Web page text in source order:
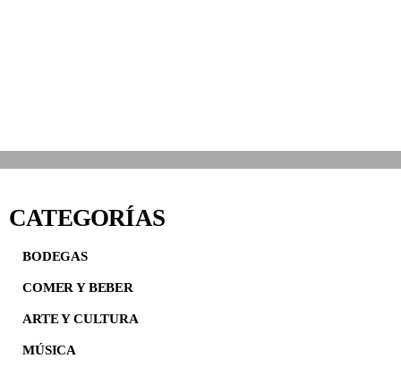
CATEGORÍAS
BODEGAS
COMER Y BEBER
ARTE Y CULTURA
MÚSICA